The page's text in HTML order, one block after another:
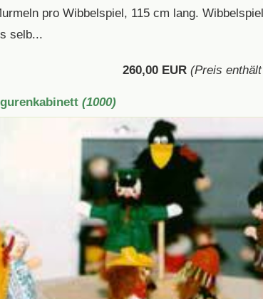
pro Wibbelspiel, 115 cm lang.
selb...
260,00 EUR (Preis
(1000)